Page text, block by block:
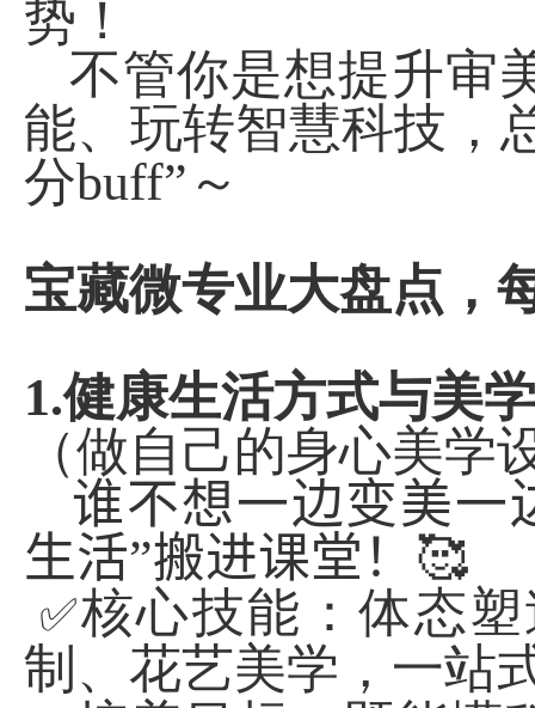
势！
不管你是想提升审
能、玩转智慧科技，
分buff” ～
宝藏微专业大盘点，
1.健康生活方式与美
（做自己的身心美学
谁不想一边变美一
生活”搬进课堂！ 🥰
✅核心技能：体态
制、花艺美学，一站